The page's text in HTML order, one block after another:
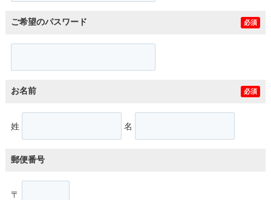
ご希望のパスワード 必須
お名前 必須
姓 名
郵便番号
〒